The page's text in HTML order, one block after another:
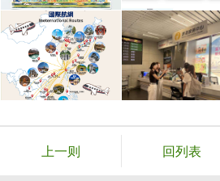
上一则 回列表